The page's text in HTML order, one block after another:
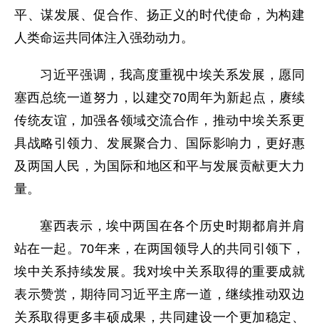
平、谋发展、促合作、扬正义的时代使命，为构建
人类命运共同体注入强劲动力。
习近平强调，我高度重视中埃关系发展，愿同
塞西总统一道努力，以建交70周年为新起点，赓续
传统友谊，加强各领域交流合作，推动中埃关系更
具战略引领力、发展聚合力、国际影响力，更好惠
及两国人民，为国际和地区和平与发展贡献更大力
量。
塞西表示，埃中两国在各个历史时期都肩并肩
站在一起。70年来，在两国领导人的共同引领下，
埃中关系持续发展。我对埃中关系取得的重要成就
表示赞赏，期待同习近平主席一道，继续推动双边
关系取得更多丰硕成果，共同建设一个更加稳定、